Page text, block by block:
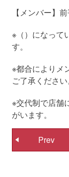
【メンバー】
※（）になって
す。
※都合によりメ
ご了承ください
※交代制で店舗
がいます。
投
稿
Prev